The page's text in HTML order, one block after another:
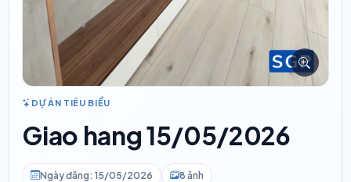
DỰ ÁN TIÊU BIỂU
Giao hang 15/05/2026
Ngày đăng: 15/05/2026 8 ảnh